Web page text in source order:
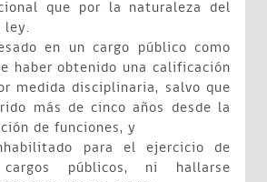
que por la naturaleza del
ley.
en un cargo público como
haber obtenido una calificación
medida disciplinaria, salvo que
más de cinco años desde la
de funciones, y
para el ejercicio de
públicos, ni hallarse